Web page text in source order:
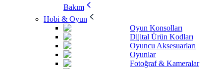
Bakım
Hobi & Oyun
Oyun Konsolları
Dijital Ürün Kodları
Oyuncu Aksesuarları
Oyunlar
Fotoğraf & Kameralar